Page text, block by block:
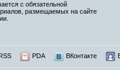
с обязательной
размещаемых на сайте
PDA ВКонтакте